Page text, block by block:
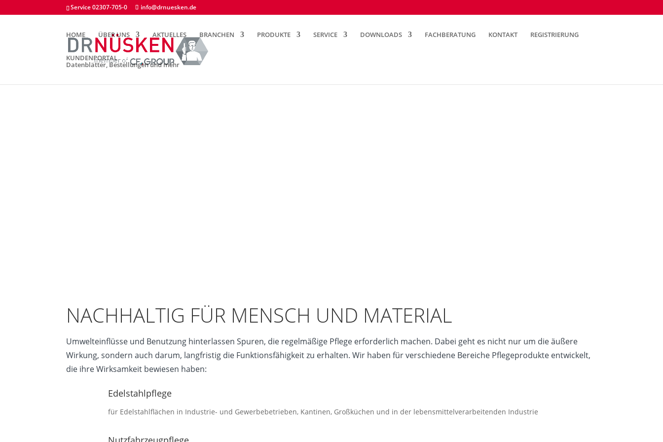
Service 02307-705-0 info@drnuesken.de
HOME ÜBER UNS AKTUELLES BRANCHEN PRODUKTE SERVICE DOWNLOADS FACHBERATUNG KONTAKT REGISTRIERUNG
KUNDENPORTAL
Datenblätter, Bestellungen und mehr
NACHHALTIG FÜR MENSCH UND MATERIAL
Umwelteinflüsse und Benutzung hinterlassen Spuren, die regelmäßige Pflege erforderlich machen. Dabei geht es nicht nur um die äußere
Wirkung, sondern auch darum, langfristig die Funktionsfähigkeit zu erhalten. Wir haben für verschiedene Bereiche Pflegeprodukte entwickelt,
die ihre Wirksamkeit bewiesen haben:
Edelstahlpflege
für Edelstahlflächen in Industrie- und Gewerbebetrieben, Kantinen, Großküchen und in der lebensmittelverarbeitenden Industrie